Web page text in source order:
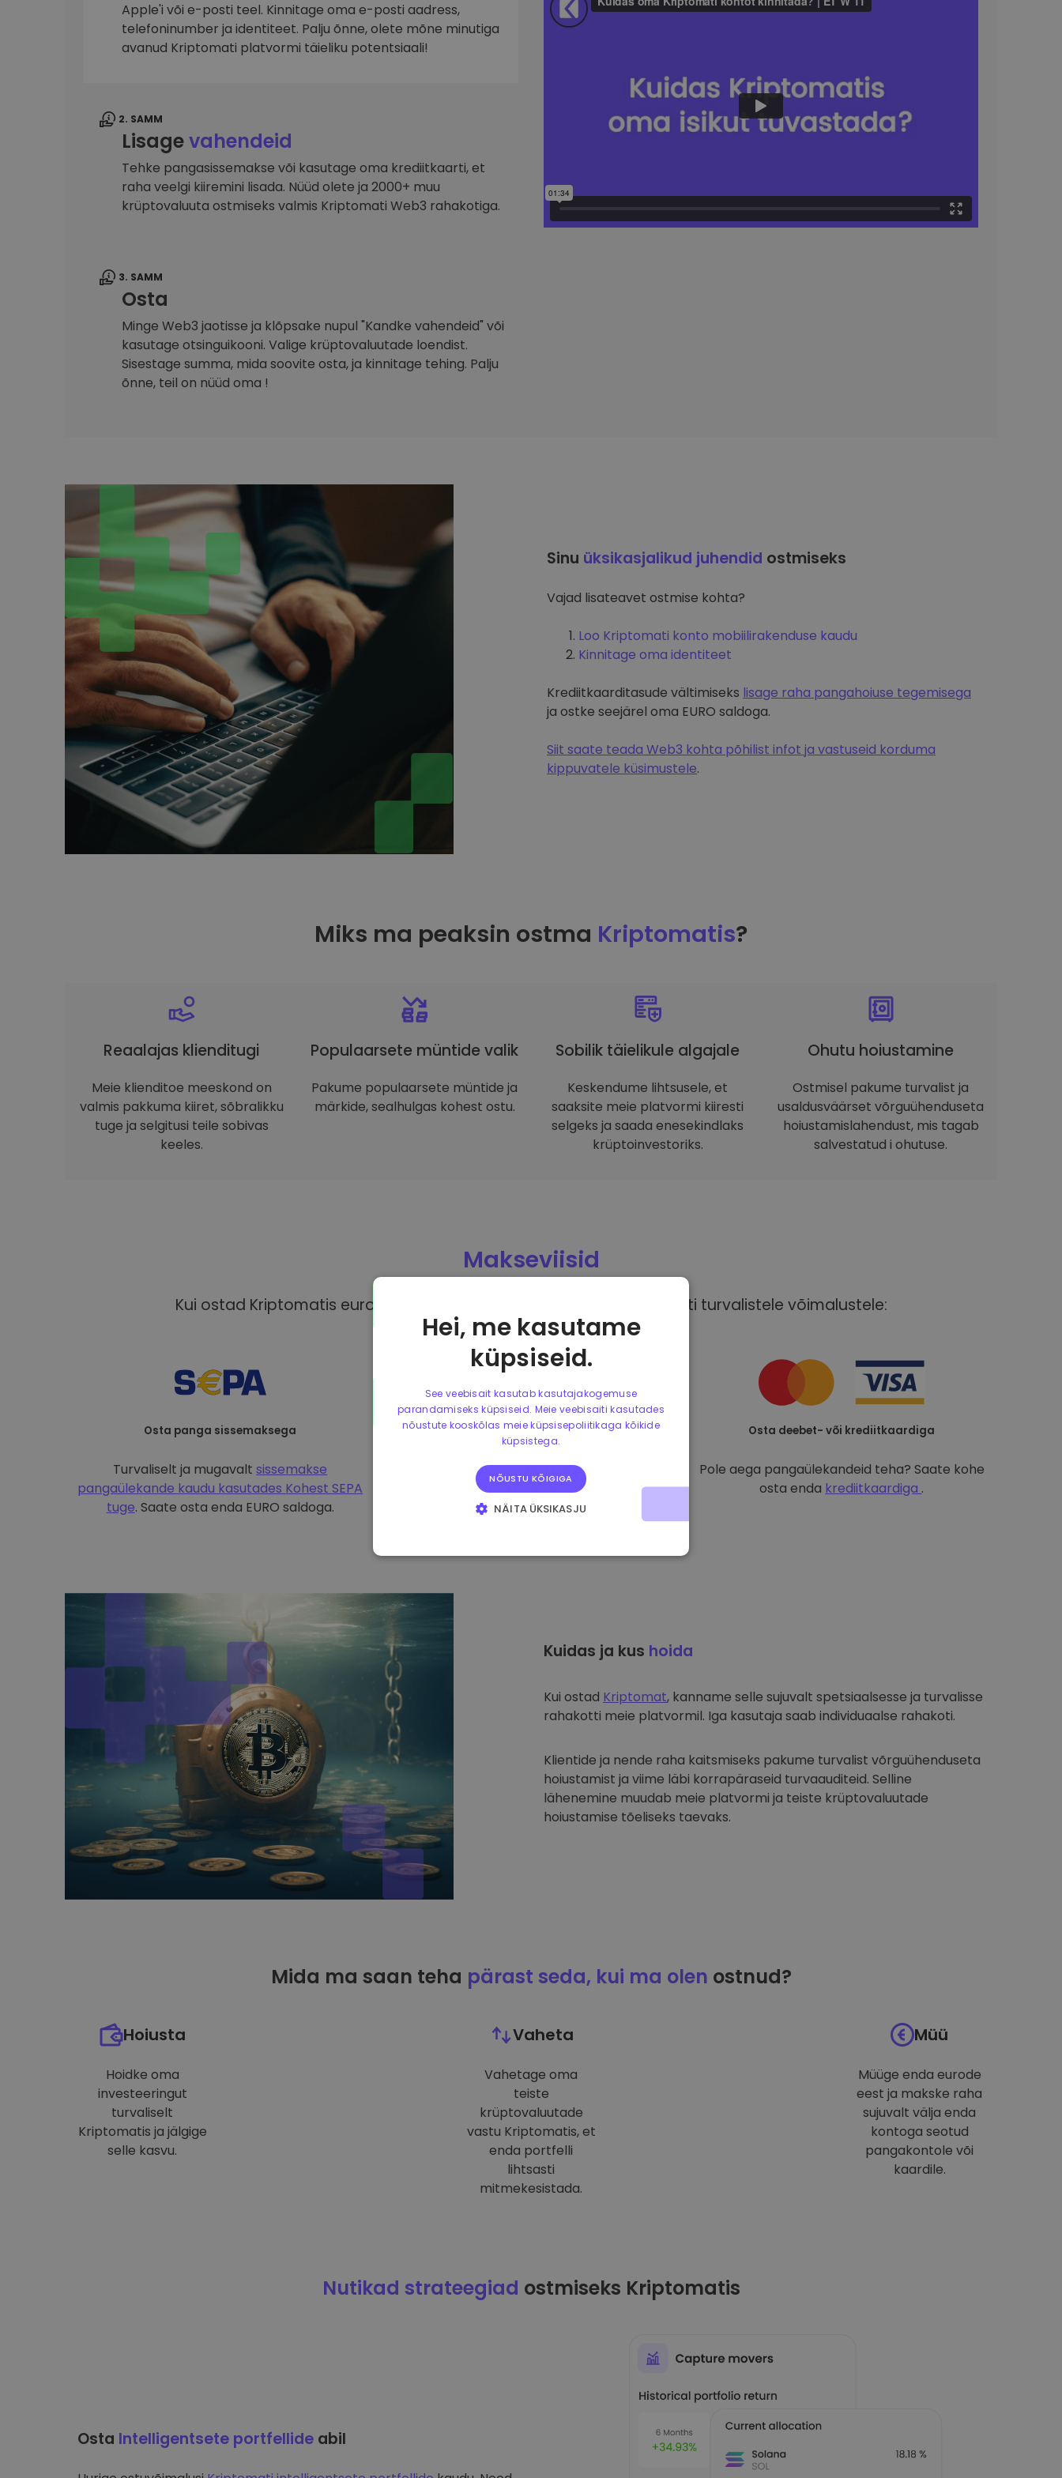
Investeeringute uuring
Leia oma krüptostrateegia
Apple'i või e-posti teel. Kinnitage oma e-posti aadress,
telefoninumber ja identiteet. Palju õnne, olete mõne minutiga
avanud Kriptomati platvormi täieliku potentsiaali!
2. SAMM
Lisagevahendeid
Tehke pangasissemakse või kasutage oma krediitkaarti, et
raha veelgi kiiremini lisada. Nüüd olete ja 2000+ muu
krüptovaluuta ostmiseks valmis Kriptomati Web3 rahakotiga.
3. SAMM
Osta
Minge Web3 jaotisse ja klõpsake nupul "Kandke vahendeid" või
kasutage otsinguikooni. Valige krüptovaluutade loendist.
Sisestage summa, mida soovite osta, ja kinnitage tehing. Palju
õnne, teil on nüüd oma !
Sinu üksikasjalikud juhendid ostmiseks
Vajad lisateavet ostmise kohta?
Loo Kriptomati konto mobiilirakenduse kaudu
Kinnitage oma identiteet
Krediitkaarditasude vältimiseks lisage raha pangahoiuse tegemisega
ja ostke seejärel oma EURO saldoga.
Siit saate teada Web3 kohta põhilist infot ja vastuseid korduma
kippuvatele küsimustele.
Miks ma peaksin ostma Kriptomatis?
Reaalajas klienditugi
Meie klienditoe meeskond on
valmis pakkuma kiiret, sõbralikku
tuge ja selgitusi teile sobivas
keeles.
Populaarsete müntide valik
Pakume populaarsete müntide ja
märkide, sealhulgas kohest ostu.
Sobilik täielikule algajale
Keskendume lihtsusele, et
saaksite meie platvormi kiiresti
selgeks ja saada enesekindlaks
krüptoinvestoriks.
Ohutu hoiustamine
Ostmisel pakume turvalist ja
usaldusväärset võrguühenduseta
hoiustamislahendust, mis tagab
salvestatud i ohutuse.
Makseviisid
Kui ostad Kriptomatis eurodega, on sul juurdepääs erinevatele täiesti turvalistele võimalustele:
Osta panga sissemaksega
Turvaliselt ja mugavaltsissemakse
pangaülekande kaudu kasutades Kohest SEPA
tuge. Saate osta enda EURO saldoga.
Osta deebet- või krediitkaardiga
Pole aega pangaülekandeid teha? Saate kohe
osta enda krediitkaardiga .
Kuidas ja kus hoida
Kui ostad Kriptomat, kanname selle sujuvalt spetsiaalsesse ja turvalisse
rahakotti meie platvormil. Iga kasutaja saab individuaalse rahakoti.
Klientide ja nende raha kaitsmiseks pakume turvalist võrguühenduseta
hoiustamist ja viime läbi korrapäraseid turvaauditeid. Selline
lähenemine muudab meie platvormi ja teiste krüptovaluutade
hoiustamise tõeliseks taevaks.
Mida ma saan teha pärast seda, kui ma olen ostnud?
Hoiusta
Hoidke oma
investeeringut
turvaliselt
Kriptomatis ja jälgige
selle kasvu.
Vaheta
Vahetage oma
teiste
krüptovaluutade
vastu Kriptomatis, et
enda portfelli
lihtsasti
mitmekesistada.
Müü
Müüge enda eurode
eest ja makske raha
sujuvalt välja enda
kontoga seotud
pangakontole või
kaardile.
Nutikad strateegiad ostmiseks Kriptomatis
Osta Intelligentsete portfellide abil
Hei, me kasutame
küpsiseid.
See veebisait kasutab kasutajakogemuse
parandamiseks küpsiseid. Meie veebisaiti kasutades
nõustute kooskõlas meie küpsisepoliitikaga kõikide
küpsistega.
NÕUSTU KÕIGIGA
NÄITA ÜKSIKASJU